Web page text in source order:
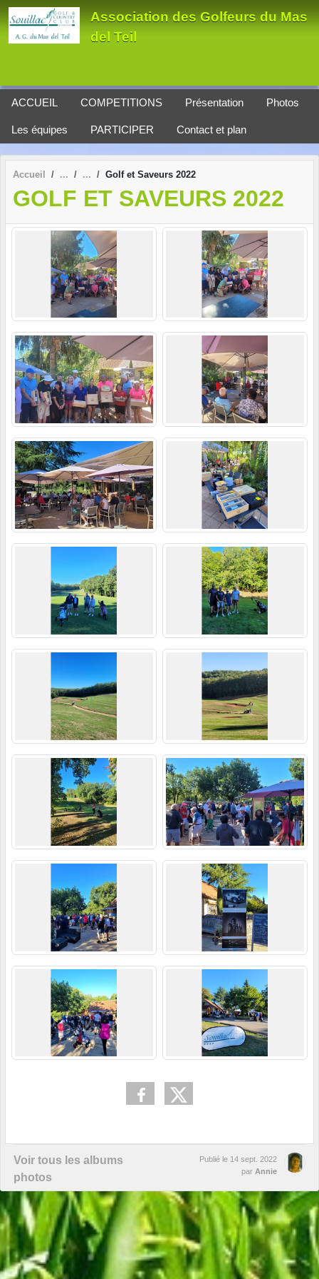
Association des Golfeurs du Mas
del Teil
ACCUEIL COMPETITIONS Présentation Photos
Les équipes PARTICIPER Contact et plan
Accueil Golf et Saveurs 2022
GOLF ET SAVEURS 2022
Voir tous les albums
photos
Publié le 14 sept. 2022
par Annie
Panneau de gestion des cookies